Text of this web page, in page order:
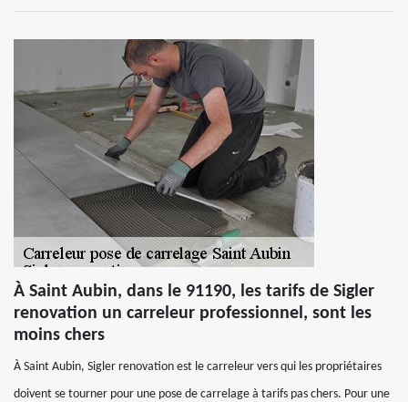
À Saint Aubin, dans le 91190, les tarifs de Sigler
renovation un carreleur professionnel, sont les
moins chers
À Saint Aubin, Sigler renovation est le carreleur vers qui les propriétaires
doivent se tourner pour une pose de carrelage à tarifs pas chers. Pour une